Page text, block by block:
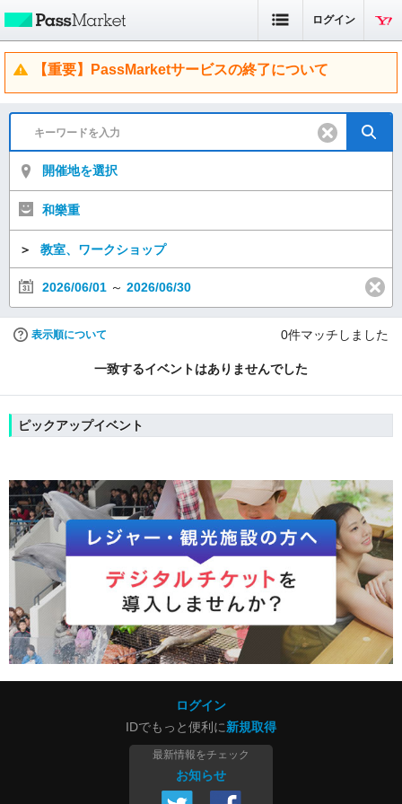
ログイン
【重要】PassMarketサービスの終了について
開催地を選択
和樂重
＞ 教室、ワークショップ
2026/06/01 ～ 2026/06/30
表示順について 0件マッチしました
一致するイベントはありませんでした
ピックアップイベント
ログイン
IDでもっと便利に新規取得
最新情報をチェック
お知らせ